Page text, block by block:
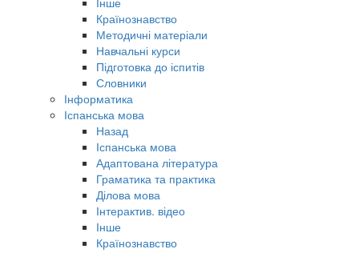
Країнознавство
Методичні матеріали
Навчальні курси
Підготовка до іспитів
Словники
Інформатика
Іспанська мова
Назад
Іспанська мова
Адаптована література
Граматика та практика
Ділова мова
Інтерактив. відео
Інше
Країнознавство